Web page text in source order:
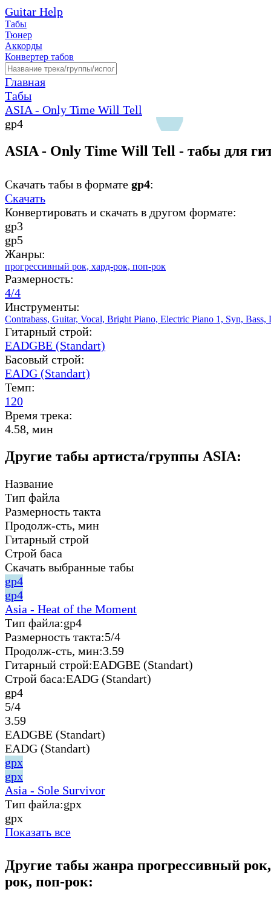
Guitar Help
Табы
Тюнер
Аккорды
Конвертер табов
Главная
Табы
ASIA - Only Time Will Tell
gp4
ASIA - Only Time Will Tell - табы для
Скачать табы в формате gp4:
Скачать
Конвертировать и скачать в другом формате:
gp3
gp5
Жанры:
прогрессивный рок, хард-рок, поп-рок
Размерность:
4/4
Инструменты:
Contrabass, Guitar, Vocal, Bright Piano, Electric Piano 1, Syn, Bass,
Гитарный строй:
EADGBE (Standart)
Басовый строй:
EADG (Standart)
Темп:
120
Время трека:
4.58, мин
Другие табы артиста/группы ASIA:
Название
Тип файла
Размерность такта
Продолж-сть, мин
Гитарный строй
Строй баса
Скачать выбранные табы
gp4
gp4
Asia - Heat of the Moment
Тип файла:gp4
Размерность такта:5/4
Продолж-сть, мин:3.59
Гитарный строй:EADGBE (Standart)
Строй баса:EADG (Standart)
gp4
5/4
3.59
EADGBE (Standart)
EADG (Standart)
gpx
gpx
Asia - Sole Survivor
Тип файла:gpx
gpx
Показать все
Другие табы жанра прогрессивный
рок, поп-рок: